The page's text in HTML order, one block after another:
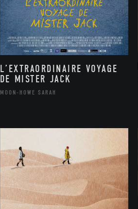
L’EXTRAORDINAIRE VOYAGE
DE MISTER JACK
MOON-HOWE SARAH